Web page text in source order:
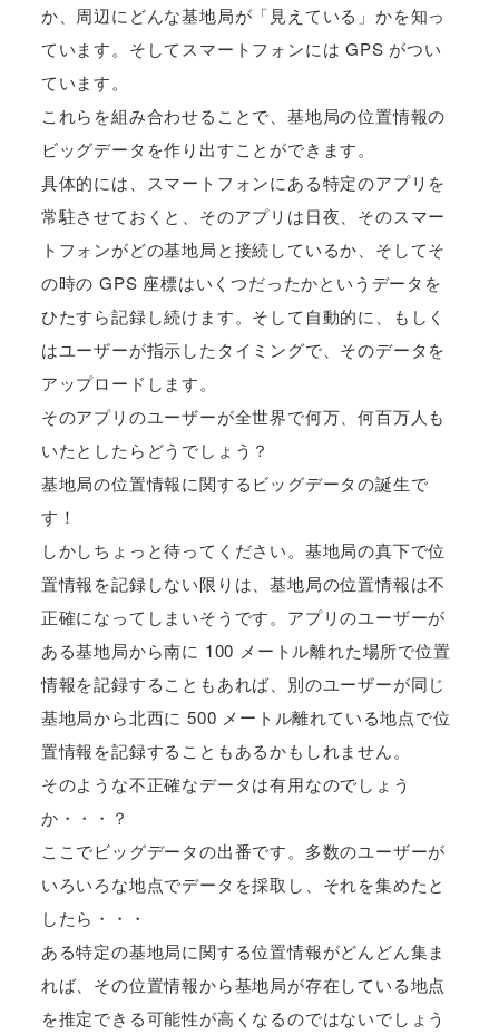
か、周辺にどんな基地局が「見えている」かを知っ
ています。そしてスマートフォンには GPS がつい
ています。
これらを組み合わせることで、基地局の位置情報の
ビッグデータを作り出すことができます。
具体的には、スマートフォンにある特定のアプリを
常駐させておくと、そのアプリは日夜、そのスマー
トフォンがどの基地局と接続しているか、そしてそ
の時の GPS 座標はいくつだったかというデータを
ひたすら記録し続けます。そして自動的に、もしく
はユーザーが指示したタイミングで、そのデータを
アップロードします。
そのアプリのユーザーが全世界で何万、何百万人も
いたとしたらどうでしょう？
基地局の位置情報に関するビッグデータの誕生で
す！
しかしちょっと待ってください。基地局の真下で位
置情報を記録しない限りは、基地局の位置情報は不
正確になってしまいそうです。アプリのユーザーが
ある基地局から南に 100 メートル離れた場所で位置
情報を記録することもあれば、別のユーザーが同じ
基地局から北西に 500 メートル離れている地点で位
置情報を記録することもあるかもしれません。
そのような不正確なデータは有用なのでしょう
か・・・？
ここでビッグデータの出番です。多数のユーザーが
いろいろな地点でデータを採取し、それを集めたと
したら・・・
ある特定の基地局に関する位置情報がどんどん集ま
れば、その位置情報から基地局が存在している地点
を推定できる可能性が高くなるのではないでしょう